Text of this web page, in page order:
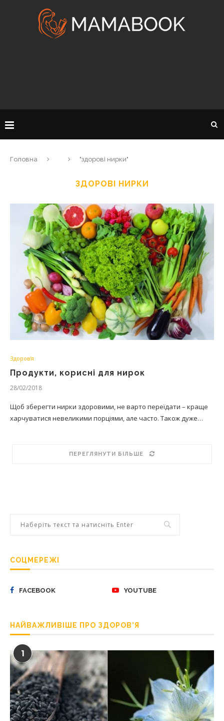
Головна "здорові нирки"
ЗДОРОВІ НИРКИ
Здоров'я
Продукти, корисні для нирок
28/02/2018
Щоб зберегти нирки здоровими, не варто переїдати – краще
харчуватися невеликими порціями, але часто. Також дуже…
ПЕРЕГЛЯНУТИ БІЛЬШЕ
СОЦМЕРЕЖІ
FACEBOOK YOUTUBE
НАЙВАЖЛИВІШЕ ПРО ЗДОРОВ’Я
1